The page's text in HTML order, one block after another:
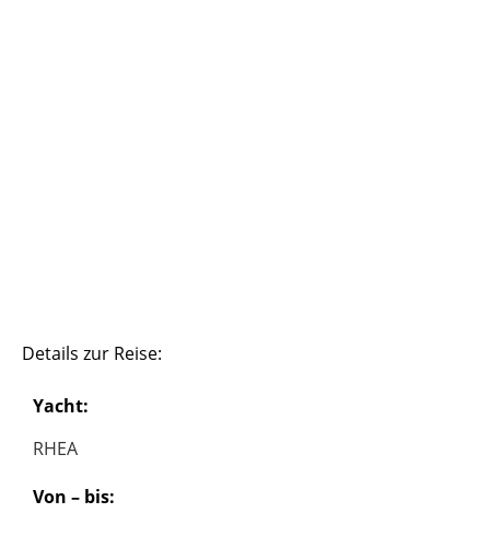
Details zur Reise:
Yacht:
RHEA
Von – bis: